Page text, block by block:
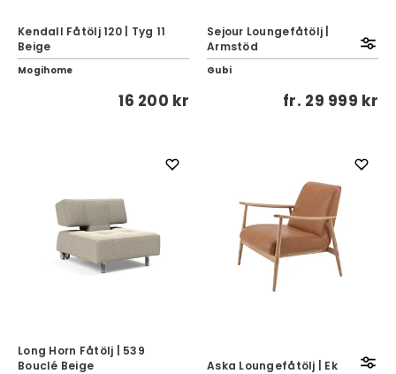
Kendall Fåtölj 120 | Tyg 11
Beige
Mogihome
16 200 kr
Sejour Loungefåtölj |
Armstöd
Gubi
fr. 29 999 kr
Long Horn Fåtölj | 539
Bouclé Beige
Aska Loungefåtölj | Ek